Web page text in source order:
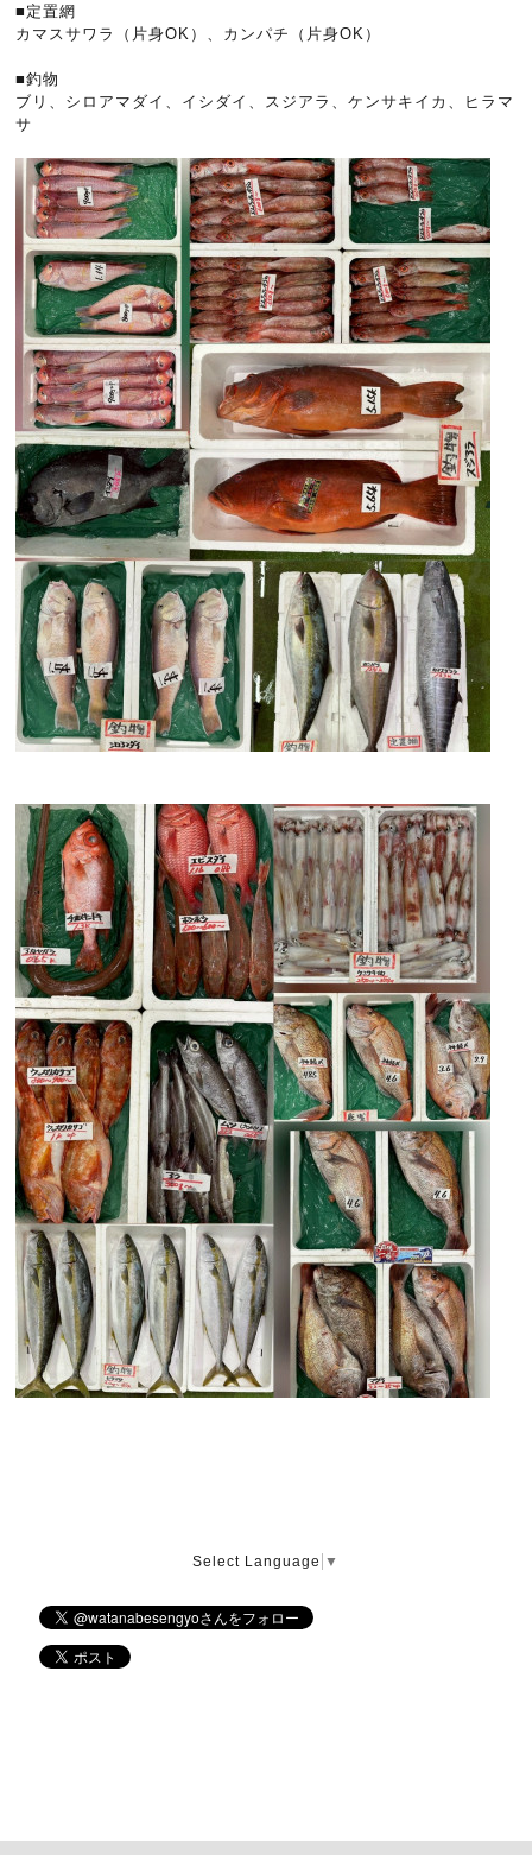
■定置網
カマスサワラ（片身OK）、カンパチ（片身OK）
■釣物
ブリ、シロアマダイ、イシダイ、スジアラ、ケンサキイカ、ヒラマ
サ
Select Language ▼